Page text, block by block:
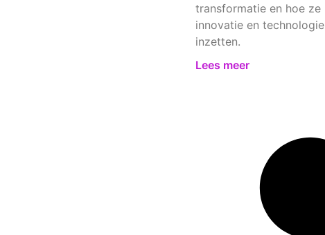
transformatie en hoe ze
innovatie en technologie
inzetten.
Lees meer